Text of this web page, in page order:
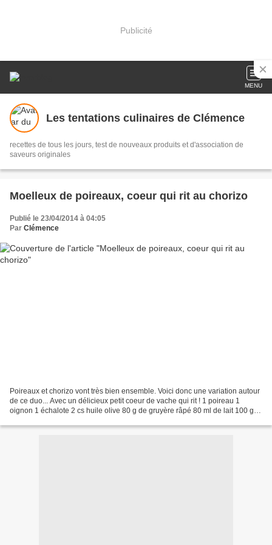
Publicité
MENU
Les tentations culinaires de Clémence
recettes de tous les jours, test de nouveaux produits et d'association de
saveurs originales
Moelleux de poireaux, coeur qui rit au chorizo
Publié le 23/04/2014 à 04:05
Par Clémence
Poireaux et chorizo vont très bien ensemble. Voici donc une variation autour
de ce duo... Avec un délicieux petit coeur de vache qui rit ! 1 poireau 1
oignon 1 échalote 2 cs huile olive 80 g de gruyère râpé 80 ml de lait 100 g